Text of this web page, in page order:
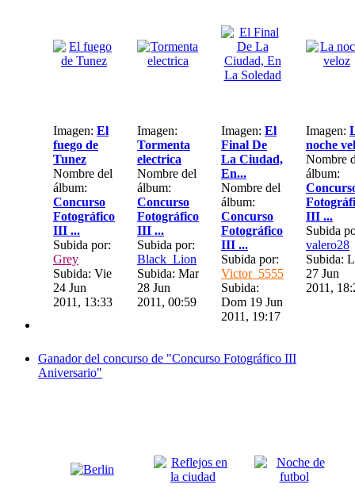
Imagen: El
fuego de
Tunez
Nombre del
álbum:
Concurso
Fotográfico
III ...
Subida por:
Grey
Subida: Vie
24 Jun
2011, 13:33
Imagen:
Tormenta
electrica
Nombre del
álbum:
Concurso
Fotográfico
III ...
Subida por:
Black_Lion
Subida: Mar
28 Jun
2011, 00:59
Imagen: El
Final De
La Ciudad,
En...
Nombre del
álbum:
Concurso
Fotográfico
III ...
Subida por:
Victor_5555
Subida:
Dom 19 Jun
2011, 19:17
Imagen:
noche
Nombre
álbum:
III ...
Subida
valero28
Subida:
27 Jun
2011,
Ganador del concurso de "Concurso Fotográfico III
Aniversario"